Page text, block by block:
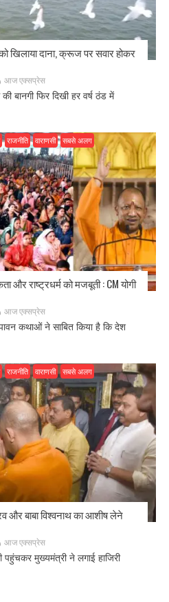
को खिलाया दाना, क्रूज पर सवार होकर
आज एक्सप्रेस
बानगी फिर दिखी हर वर्ष ठंड में
राजनीति वाराणसी सबसे अलग
और राष्ट्रधर्म को मजबूती : CM योगी
आज एक्सप्रेस
कथाओं ने साबित किया है कि देश
राजनीति वाराणसी सबसे अलग
और बाबा विश्वनाथ का आशीष लेने
आज एक्सप्रेस
पहुंचकर मुख्यमंत्री ने लगाई हाजिरी